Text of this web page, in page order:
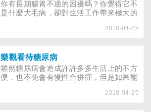
是疾病本身，長久以來與疾病如影隨形的
隱喻也要負很大的責任。作者蘇珊．桑塔
格，即企圖剝除這層層覆蓋在疾病身上的
你有長期腸胃不適的困擾嗎？你覺得它不
是什麼大毛病，卻對生活工作帶來極大的
躁症。任職廣告公司的潘先生，生活一向
為意，只當是自己胃腸不好，吃吃整腸藥
散便了事。
2018-04-25
樂觀看待糖尿病
雖然糖尿病會造成許許多多生活上的不方
便，也不免會有慢性合併症，但是如果能
疾病為伍的日子，才不會更加難過。糖尿
2018-04-25